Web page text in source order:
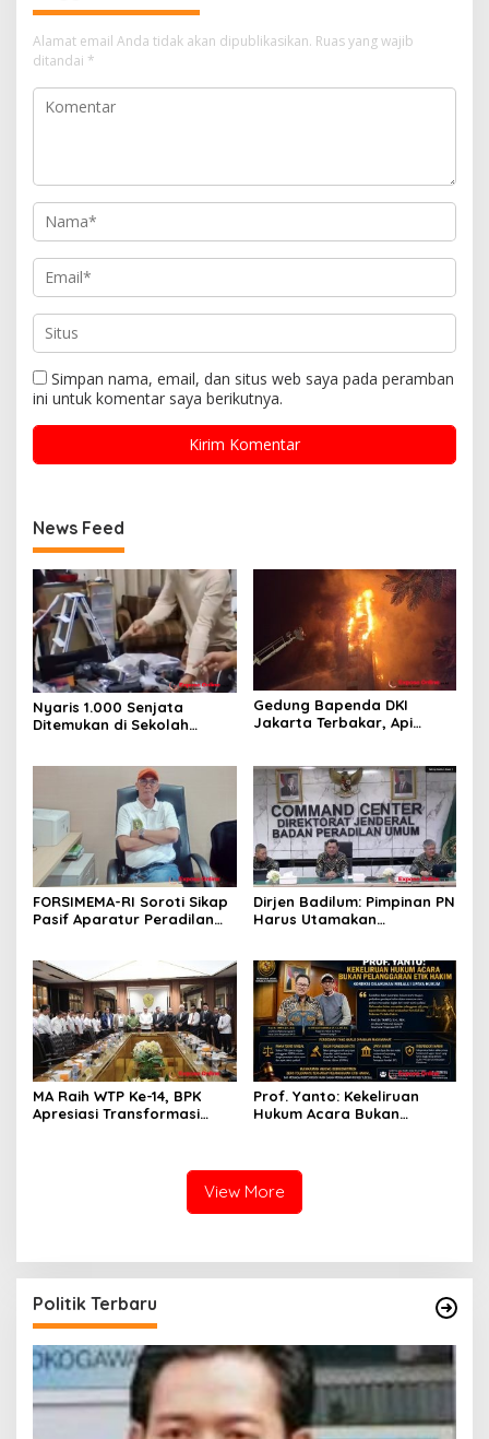
Alamat email Anda tidak akan dipublikasikan. Ruas yang wajib
ditandai *
Simpan nama, email, dan situs web saya pada peramban
ini untuk komentar saya berikutnya.
News Feed
Nyaris 1.000 Senjata
Ditemukan di Sekolah
Gedung Bapenda DKI
Jakarta Terbakar, Api
FORSIMEMA-RI Soroti Sikap
Pasif Aparatur Peradilan
Citra Lembaga
Dirjen Badilum: Pimpinan PN
Harus Utamakan
MA Raih WTP Ke-14, BPK
Apresiasi Transformasi
Prof. Yanto: Kekeliruan
Hukum Acara Bukan
View More
Politik Terbaru